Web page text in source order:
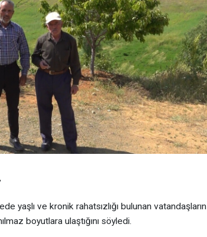
yaşlı ve kronik rahatsızlığı bulunan vatandaşların
boyutlara ulaştığını söyledi.